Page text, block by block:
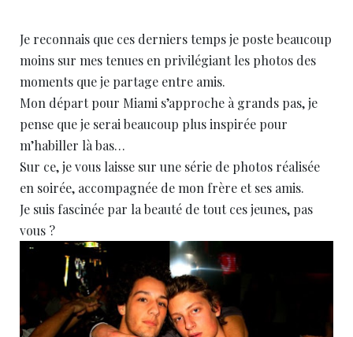
Je reconnais que ces derniers temps je poste beaucoup
moins sur mes tenues en privilégiant les photos des
moments que je partage entre amis.
Mon départ pour Miami s’approche à grands pas, je
pense que je serai beaucoup plus inspirée pour
m’habiller là bas…
Sur ce, je vous laisse sur une série de photos réalisée
en soirée, accompagnée de mon frère et ses amis.
Je suis fascinée par la beauté de tout ces jeunes, pas
vous ?